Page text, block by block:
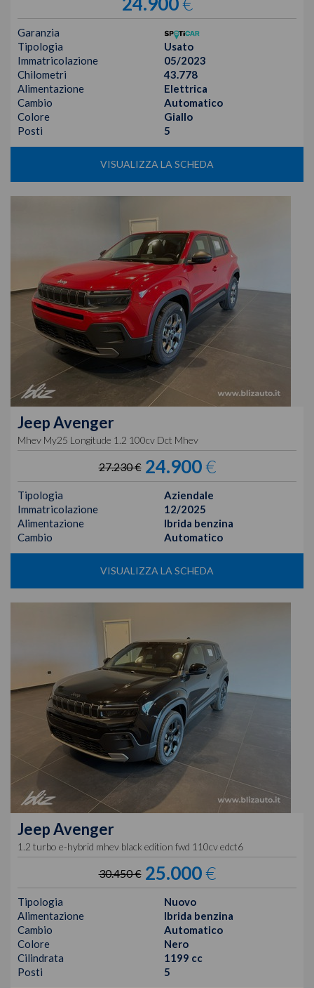
Garanzia
Tipologia
Usato
Immatricolazione
05/2023
Chilometri
43.778
Alimentazione
Elettrica
Cambio
Automatico
Colore
Giallo
Posti
5
VISUALIZZA LA SCHEDA
JeepAvenger
Mhev My25 Longitude 1.2 100cv Dct Mhev
27.230 € 24.900€
Tipologia
Aziendale
Immatricolazione
12/2025
Alimentazione
Ibrida benzina
Cambio
Automatico
VISUALIZZA LA SCHEDA
JeepAvenger
1.2 turbo e-hybrid mhev black edition fwd 110cv edct6
30.450 € 25.000€
Tipologia
Nuovo
Alimentazione
Ibrida benzina
Cambio
Automatico
Colore
Nero
Cilindrata
1199 cc
Posti
5